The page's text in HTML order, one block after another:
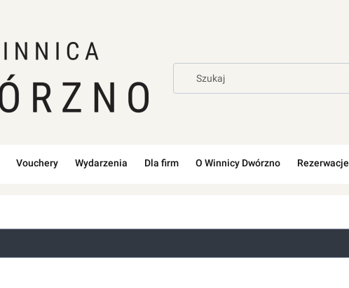
Vouchery Wydarzenia Dla firm O Winnicy Dwórzno Rezerwacje